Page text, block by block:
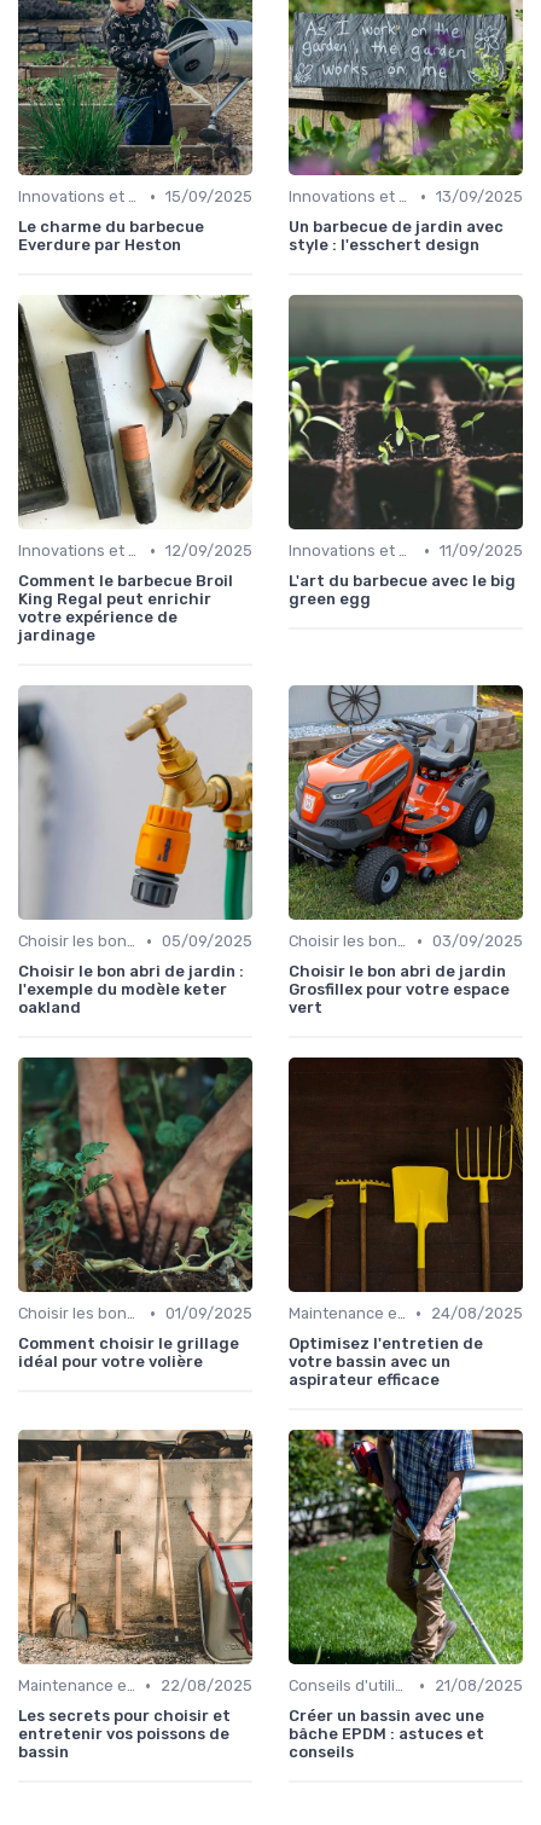
Innovations et nouveaux produits • 15/09/2025
Le charme du barbecue
Everdure par Heston
Innovations et nouveaux produits • 13/09/2025
Un barbecue de jardin avec
style : l'esschert design
Innovations et nouveaux produits • 12/09/2025
Comment le barbecue Broil
King Regal peut enrichir
votre expérience de
jardinage
Innovations et nouveaux produits • 11/09/2025
L'art du barbecue avec le big
green egg
Choisir les bons outils • 05/09/2025
Choisir le bon abri de jardin :
l'exemple du modèle keter
oakland
Choisir les bons outils • 03/09/2025
Choisir le bon abri de jardin
Grosfillex pour votre espace
vert
Choisir les bons outils • 01/09/2025
Comment choisir le grillage
idéal pour votre volière
Maintenance et entretien •
24/08/2025
Optimisez l'entretien de
votre bassin avec un
aspirateur efficace
Maintenance et entretien •
22/08/2025
Les secrets pour choisir et
entretenir vos poissons de
bassin
Conseils d'utilisation •
21/08/2025
Créer un bassin avec une
bâche EPDM : astuces et
conseils